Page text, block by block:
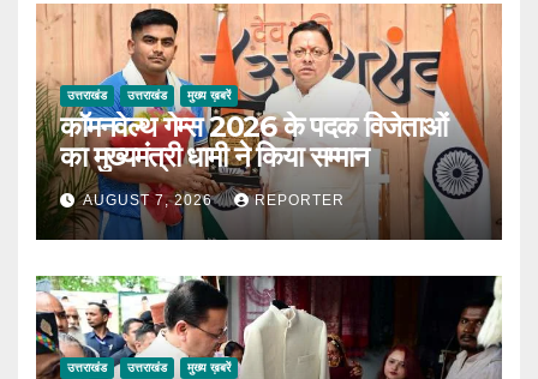
उत्तराखंड उत्तराखंड मुख्य ख़बरें
कॉमनवेल्थ गेम्स 2026 के पदक विजेताओं
का मुख्यमंत्री धामी ने किया सम्मान
AUGUST 7, 2026 REPORTER
उत्तराखंड उत्तराखंड मुख्य ख़बरें